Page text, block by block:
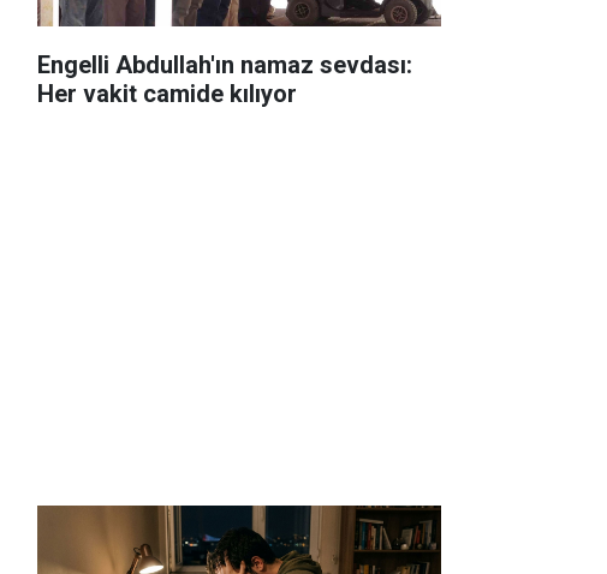
Engelli Abdullah'ın namaz sevdası:
Her vakit camide kılıyor